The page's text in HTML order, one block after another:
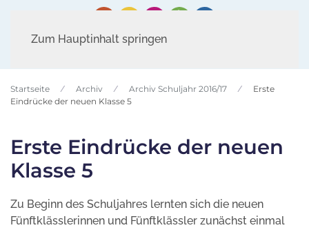
Zum Hauptinhalt springen
Startseite Archiv Archiv Schuljahr 2016/17
Erste
Eindrücke der neuen Klasse 5
Erste Eindrücke der neuen
Klasse 5
Zu Beginn des Schuljahres lernten sich die neuen
Fünftklässlerinnen und Fünftklässler zunächst einmal